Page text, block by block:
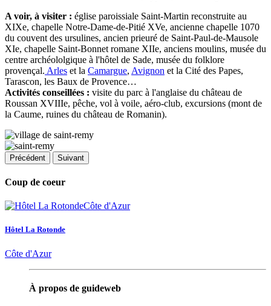
A voir, à visiter : église paroissiale Saint-Martin reconstruite au
XIXe, chapelle Notre-Dame-de-Pitié XVe, ancienne chapelle 1070
du couvent des ursulines, ancien prieuré de Saint-Paul-de-Mausole
XIe, chapelle Saint-Bonnet romane XIIe, anciens moulins, musée du
centre archéololgique à l'hôtel de Sade, musée du folklore
provençal. Arles et la Camargue, Avignon et la Cité des Papes,
Tarascon, les Baux de Provence…
Activités conseillées : visite du parc à l'anglaise du château de
Roussan XVIIIe, pêche, vol à voile, aéro-club, excursions (mont de
la Caume, ruines du château de Romanin).
Précédent Suivant
Coup de coeur
Hôtel La Rotonde
Côte d'Azur
À propos de guideweb